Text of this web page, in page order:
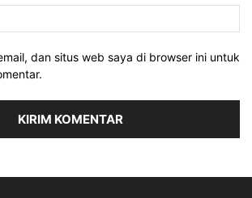
dan situs web saya di browser ini untuk